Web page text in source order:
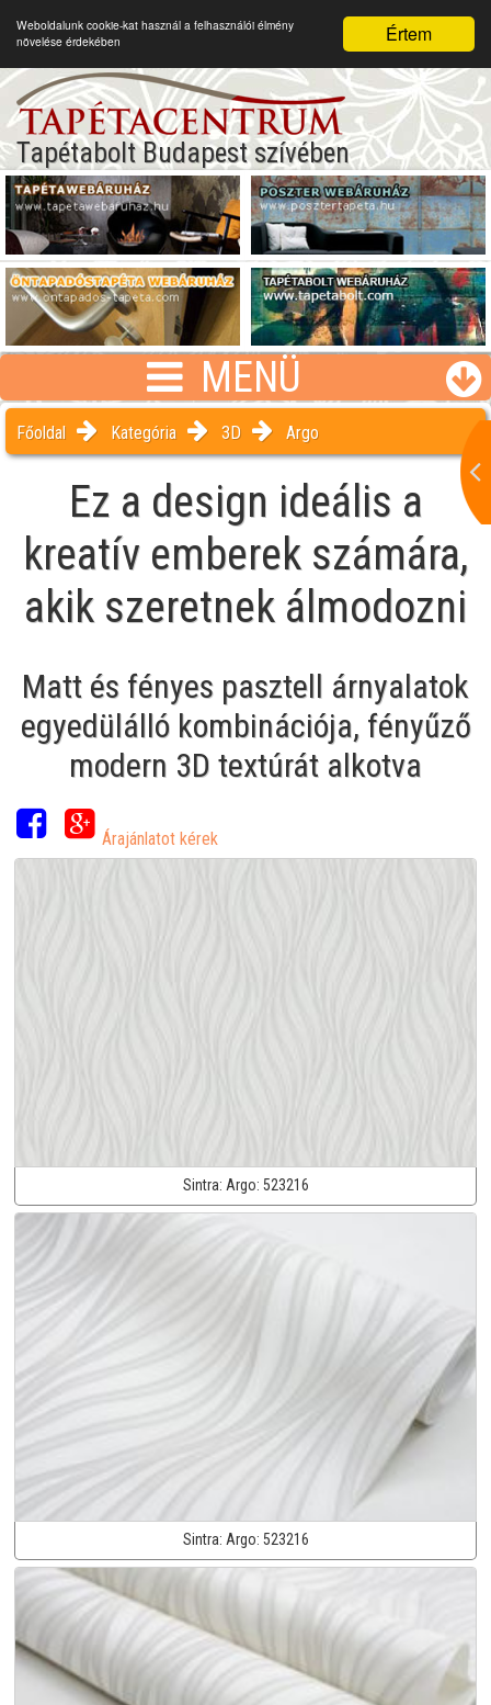
Értem
Weboldalunk cookie-kat használ a felhasználói élmény
növelése érdekében
Tapétabolt Budapest szívében
MENÜ
Főoldal Kategória 3D Argo
Ez a design ideális a
kreatív emberek számára,
akik szeretnek álmodozni
Matt és fényes pasztell árnyalatok
egyedülálló kombinációja, fényűző
modern 3D textúrát alkotva
Árajánlatot kérek
Sintra: Argo: 523216
Sintra: Argo: 523216